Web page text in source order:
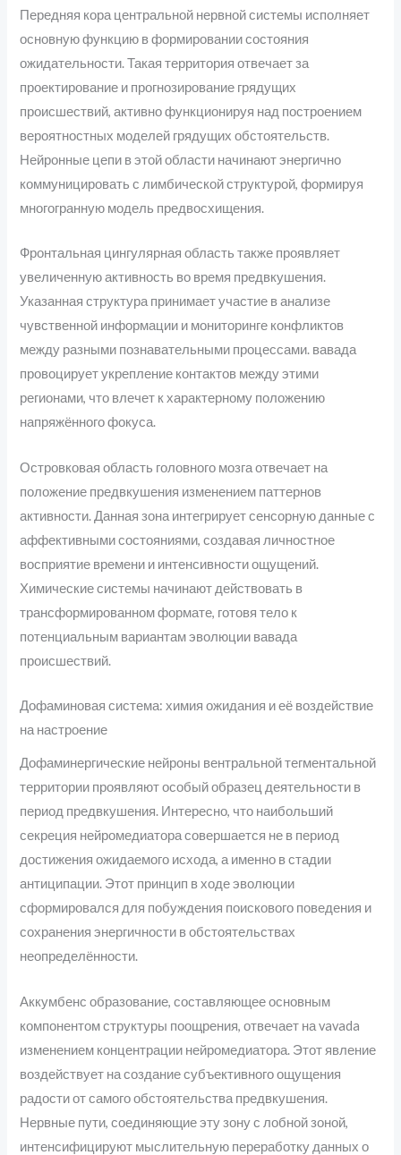
Передняя кора центральной нервной системы исполняет
основную функцию в формировании состояния
ожидательности. Такая территория отвечает за
проектирование и прогнозирование грядущих
происшествий, активно функционируя над построением
вероятностных моделей грядущих обстоятельств.
Нейронные цепи в этой области начинают энергично
коммуницировать с лимбической структурой, формируя
многогранную модель предвосхищения.
Фронтальная цингулярная область также проявляет
увеличенную активность во время предвкушения.
Указанная структура принимает участие в анализе
чувственной информации и мониторинге конфликтов
между разными познавательными процессами. вавада
провоцирует укрепление контактов между этими
регионами, что влечет к характерному положению
напряжённого фокуса.
Островковая область головного мозга отвечает на
положение предвкушения изменением паттернов
активности. Данная зона интегрирует сенсорную данные с
аффективными состояниями, создавая личностное
восприятие времени и интенсивности ощущений.
Химические системы начинают действовать в
трансформированном формате, готовя тело к
потенциальным вариантам эволюции вавада
происшествий.
Дофаминовая система: химия ожидания и её воздействие
на настроение
Дофаминергические нейроны вентральной тегментальной
территории проявляют особый образец деятельности в
период предвкушения. Интересно, что наибольший
секреция нейромедиатора совершается не в период
достижения ожидаемого исхода, а именно в стадии
антиципации. Этот принцип в ходе эволюции
сформировался для побуждения поискового поведения и
сохранения энергичности в обстоятельствах
неопределённости.
Аккумбенс образование, составляющее основным
компонентом структуры поощрения, отвечает на vavada
изменением концентрации нейромедиатора. Этот явление
воздействует на создание субъективного ощущения
радости от самого обстоятельства предвкушения.
Нервные пути, соединяющие эту зону с лобной зоной,
интенсифицируют мыслительную переработку данных о